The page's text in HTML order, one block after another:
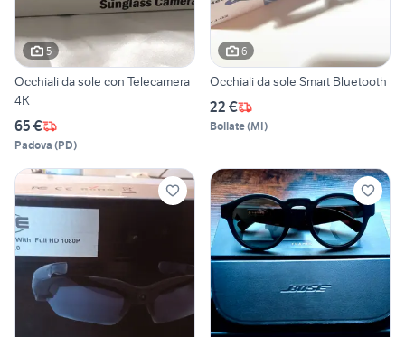
5
Occhiali da sole con Telecamera
4K
65 €
Padova (PD)
6
Occhiali da sole Smart Bluetooth
22 €
Bollate(MI)